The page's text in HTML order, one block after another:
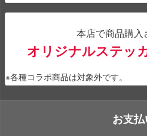
本店で商品購入
オリジナルステッ
※各種コラボ商品は対象外です。
お支払